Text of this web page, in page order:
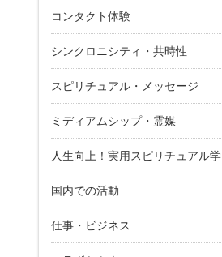
コンタクト体験
シンクロニシティ・共時性
スピリチュアル・メッセージ
ミディアムシップ・霊媒
人生向上！実用スピリチュアル学
国内での活動
仕事・ビジネス